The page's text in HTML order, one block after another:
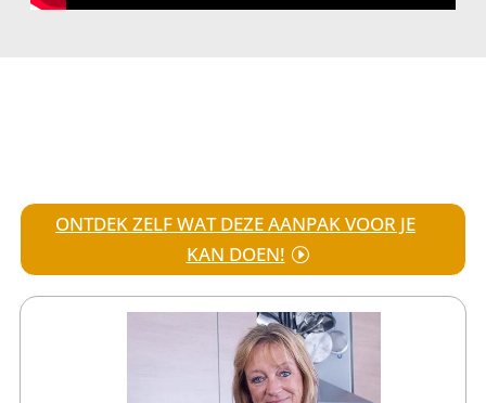
ONTDEK ZELF WAT DEZE AANPAK VOOR JE
KAN DOEN!